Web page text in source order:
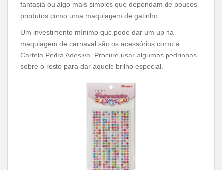
fantasia ou algo mais simples que dependam de poucos
produtos como uma maquiagem de gatinho.
Um investimento mínimo que pode dar um up na
maquiagem de carnaval são os acessórios como a
Cartela Pedra Adesiva. Procure usar algumas pedrinhas
sobre o rosto para dar aquele brilho especial.